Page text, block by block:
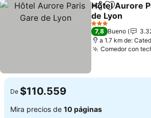
CompartirAgregar a
Hôtel Aurore
de Lyon
3 Estrellas
7,8 Bueno
a 1.7 km de:
Comedor con
De $110.559
Mira precios de 10 páginas